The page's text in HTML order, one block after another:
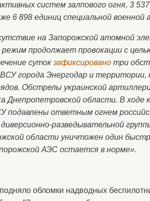
систем залпового огня, 3
6 898 единиц специальной военной
на Запорожской атомной
продолжает провокации с
суток зафиксировано три
города Энергодар и
Обстрелы украинской
Днепропетровской области. В
подавлены ответным огнем
разведывательной
области уничтожен один
АЭС остается в норме».
обломки надводных